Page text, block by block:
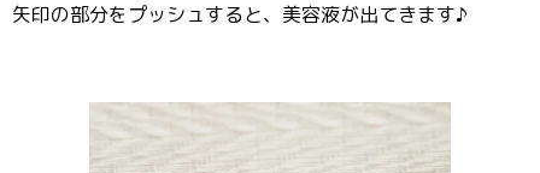
矢印の部分をプッシュすると、美容液が出てきます♪